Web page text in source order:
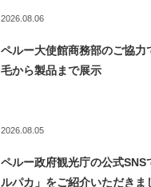
2026.08.06
ペルー大使館商務部のご協力
毛から製品まで展示
2026.08.05
ペルー政府観光庁の公式SNS
ルパカ」をご紹介いただきま